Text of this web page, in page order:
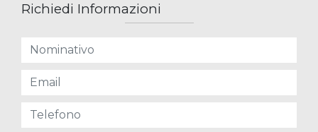
Richiedi Informazioni